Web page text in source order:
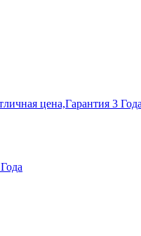
цена,Гарантия 3 Года